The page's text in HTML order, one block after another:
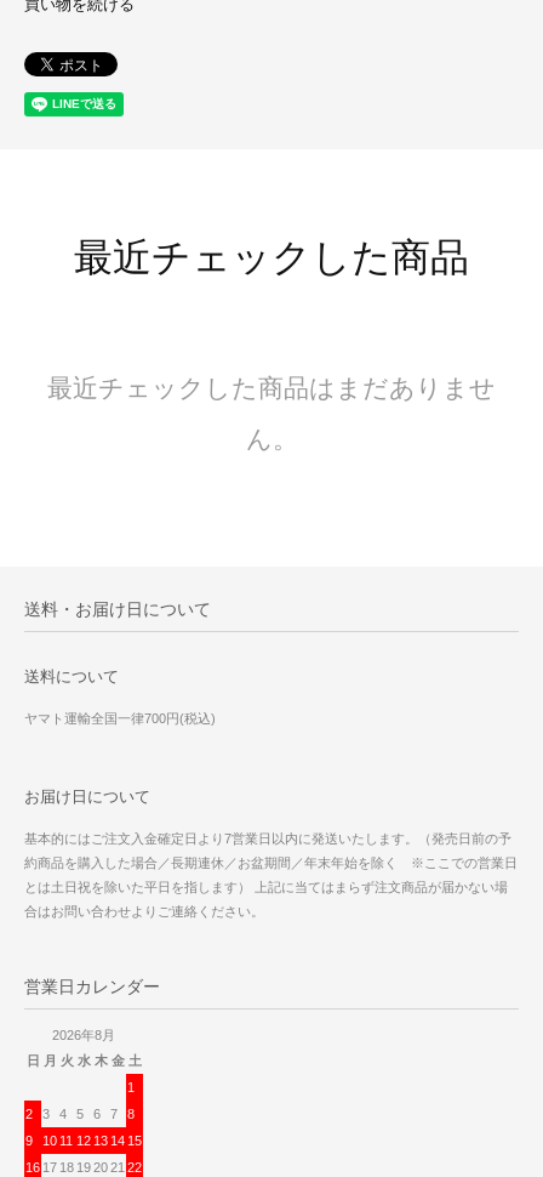
買い物を続ける
最近チェックした商品
最近チェックした商品はまだありませ
ん。
送料・お届け日について
送料について
ヤマト運輸全国一律700円(税込)
お届け日について
基本的にはご注文入金確定日より7営業日以内に発送いたします。（発売日前の予
約商品を購入した場合／長期連休／お盆期間／年末年始を除く ※ここでの営業日
とは土日祝を除いた平日を指します） 上記に当てはまらず注文商品が届かない場
合はお問い合わせよりご連絡ください。
営業日カレンダー
2026年8月
日 月 火 水 木 金 土
1
2
3 4 5 6 7
8
9
10 11 12 13 14 15
16 17 18 192021 22